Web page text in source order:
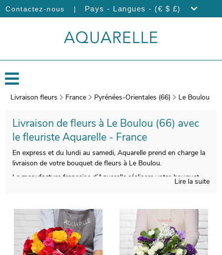
Contactez-nous | Pays - Langues - (€ $ £)
Livraison fleurs France Pyrénées-Orientales (66) Le Boulou
Livraison de fleurs à Le Boulou (66) avec
le fleuriste Aquarelle - France
En express et du lundi au samedi, Aquarelle prend en charge la
livraison de votre bouquet de fleurs à Le Boulou.
La manufacture française d’Aquarelle réalisera votre bouquet
enverrons ensuite cette photographie afin de vous assurer de la
conformité de votre composition florale. C’est alors qu’aura lieu
son envoi à Le Boulou. Envie de vous démarquer ? Selon vos
préférences, votre commande pourra être personnalisée avec
un message ou une photo.
Lire la suite